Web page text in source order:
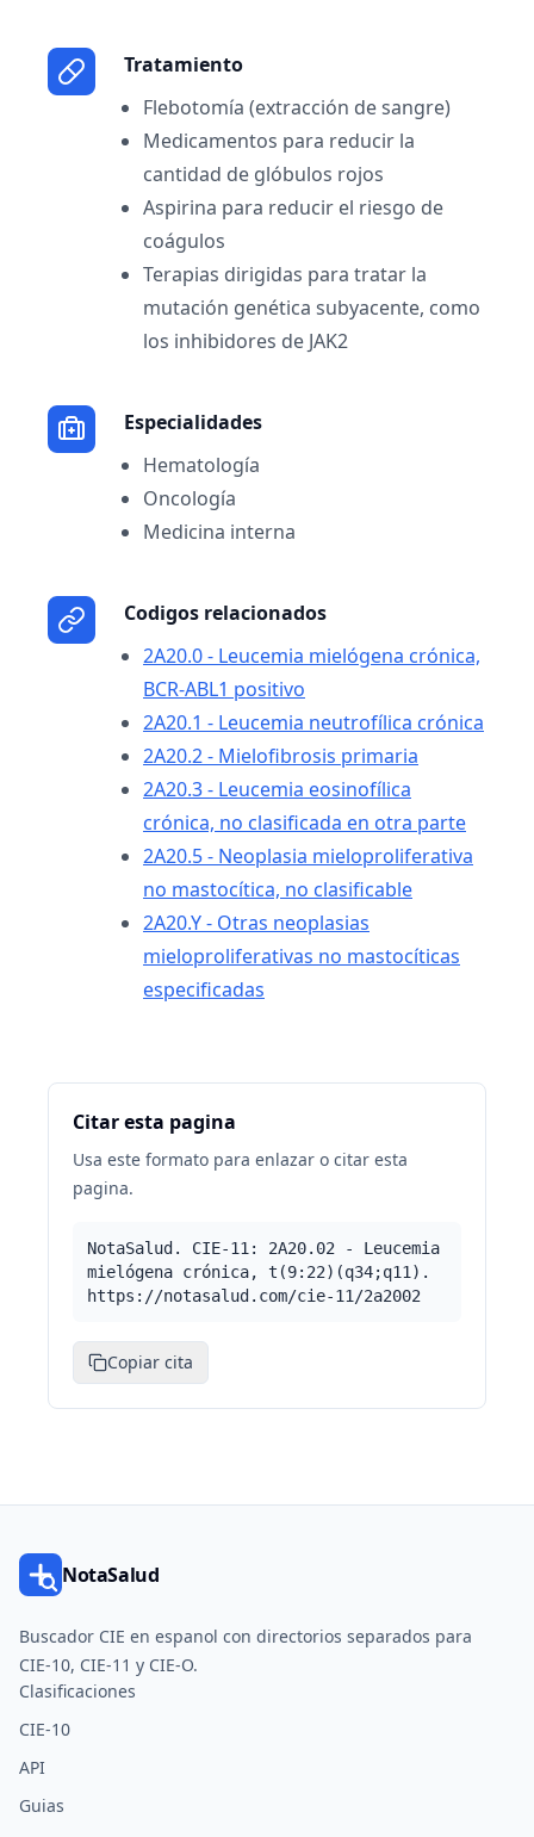
Tratamiento
Flebotomía (extracción de sangre)
Medicamentos para reducir la
cantidad de glóbulos rojos
Aspirina para reducir el riesgo de
coágulos
Terapias dirigidas para tratar la
mutación genética subyacente, como
los inhibidores de JAK2
Especialidades
Hematología
Oncología
Medicina interna
Codigos relacionados
2A20.0 - Leucemia mielógena crónica,
BCR-ABL1 positivo
2A20.1 - Leucemia neutrofílica crónica
2A20.2 - Mielofibrosis primaria
2A20.3 - Leucemia eosinofílica
crónica, no clasificada en otra parte
2A20.5 - Neoplasia mieloproliferativa
no mastocítica, no clasificable
2A20.Y - Otras neoplasias
mieloproliferativas no mastocíticas
especificadas
Citar esta pagina
Usa este formato para enlazar o citar esta
pagina.
NotaSalud. CIE-11: 2A20.02 - Leucemia
mielógena crónica, t(9:22)(q34;q11).
https://notasalud.com/cie-11/2a2002
Copiar cita
NotaSalud
Buscador CIE en espanol con directorios separados para
CIE-10, CIE-11 y CIE-O.
Clasificaciones
CIE-10
API
Guias